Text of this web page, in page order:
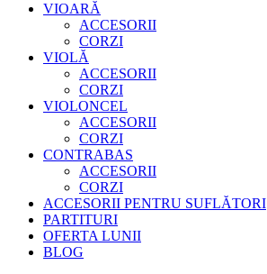
VIOARĂ
ACCESORII
CORZI
VIOLĂ
ACCESORII
CORZI
VIOLONCEL
ACCESORII
CORZI
CONTRABAS
ACCESORII
CORZI
ACCESORII PENTRU SUFLĂTORI
PARTITURI
OFERTA LUNII
BLOG